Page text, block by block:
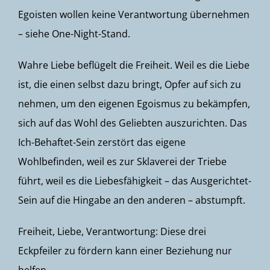
Egoisten wollen keine Verantwortung übernehmen
– siehe One-Night-Stand.
Wahre Liebe beflügelt die Freiheit. Weil es die Liebe
ist, die einen selbst dazu bringt, Opfer auf sich zu
nehmen, um den eigenen Egoismus zu bekämpfen,
sich auf das Wohl des Geliebten auszurichten. Das
Ich-Behaftet-Sein zerstört das eigene
Wohlbefinden, weil es zur Sklaverei der Triebe
führt, weil es die Liebesfähigkeit – das Ausgerichtet-
Sein auf die Hingabe an den anderen – abstumpft.
Freiheit, Liebe, Verantwortung: Diese drei
Eckpfeiler zu fördern kann einer Beziehung nur